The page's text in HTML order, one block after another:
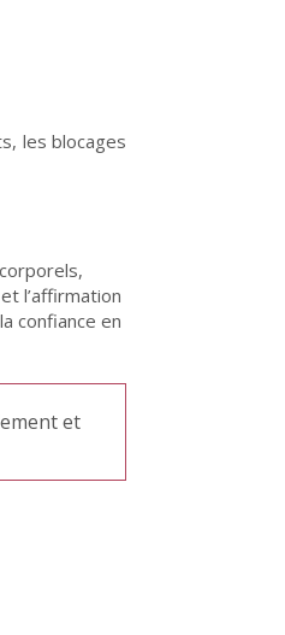
les blocages
l’affirmation
confiance en
et